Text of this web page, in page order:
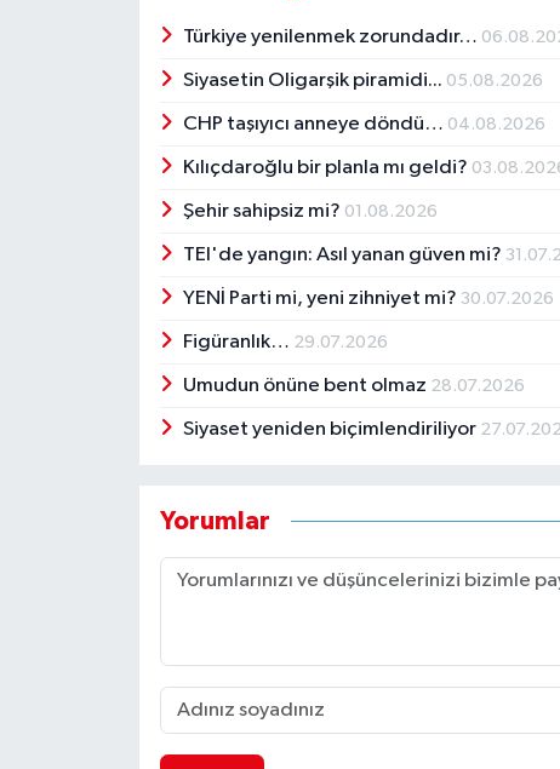
Türkiye yenilenmek zorundadır…
Siyasetin Oligarşik piramidi... 05.08.2026
CHP taşıyıcı anneye döndü… 04.08.2026
Kılıçdaroğlu bir planla mı geldi?
Şehir sahipsiz mi? 01.08.2026
TEI'de yangın: Asıl yanan güven mi?
YENİ Parti mi, yeni zihniyet mi? 30.07.2026
Figüranlık… 29.07.2026
Umudun önüne bent olmaz 28.07.2026
Siyaset yeniden biçimlendiriliyor
Yorumlar